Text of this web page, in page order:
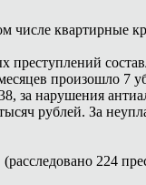
квартирные
произошло 7
за нарушения
рублей. За
224